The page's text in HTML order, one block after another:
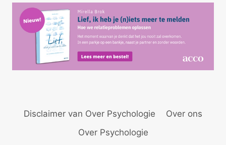
Disclaimer van Over Psychologie
Over ons
Over Psychologie